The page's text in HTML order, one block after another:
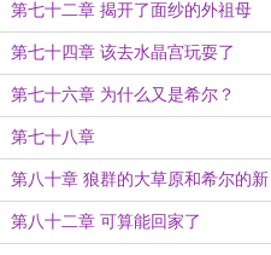
第七十二章 揭开了面纱的外祖母
第七十四章 该去水晶宫玩耍了
第七十六章 为什么又是希尔？
第七十八章
第八十章 狼群的大草原和希尔的新
魔法
第八十二章 可算能回家了